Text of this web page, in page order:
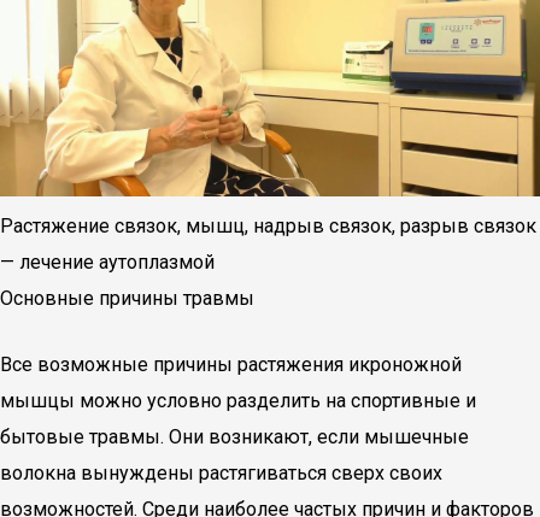
Растяжение связок, мышц, надрыв связок, разрыв связок
— лечение аутоплазмой
Основные причины травмы
Все возможные причины растяжения икроножной
мышцы можно условно разделить на спортивные и
бытовые травмы. Они возникают, если мышечные
волокна вынуждены растягиваться сверх своих
возможностей. Среди наиболее частых причин и факторов